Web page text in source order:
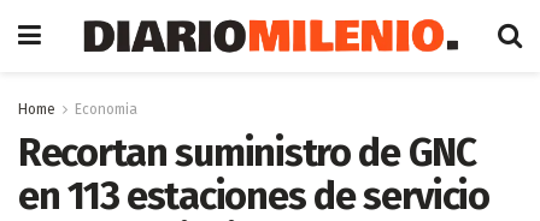
Home Economia
Recortan suministro de GNC
en 113 estaciones de servicio